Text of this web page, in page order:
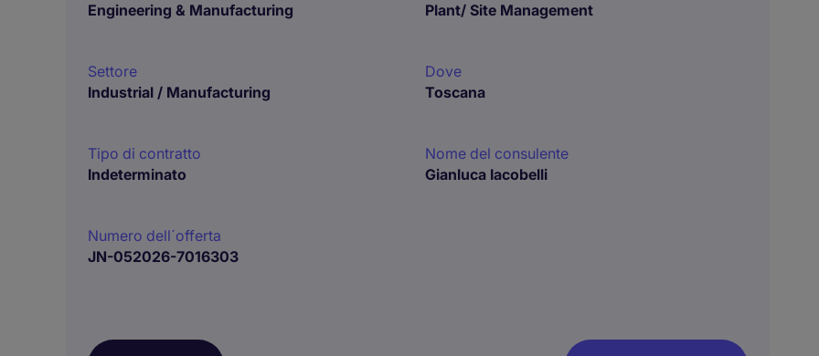
Engineering & Manufacturing
Plant/ Site Management
Settore
Industrial / Manufacturing
Dove
Toscana
Tipo di contratto
Indeterminato
Nome del consulente
Gianluca Iacobelli
Numero dell´offerta
JN-052026-7016303